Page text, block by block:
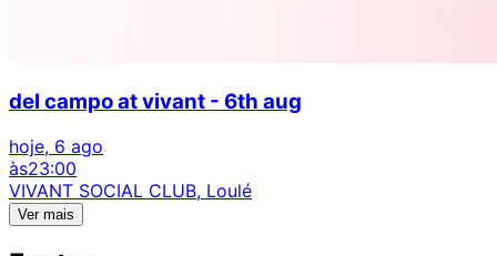
del campo at vivant - 6th aug
hoje, 6 ago
às23:00
VIVANT SOCIAL CLUB, Loulé
Ver mais